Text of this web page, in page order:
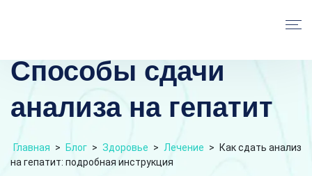
Способы сдачи
анализа на гепатит
Главная > Блог > Здоровье > Лечение >
Как сдать анализ
на гепатит: подробная инструкция